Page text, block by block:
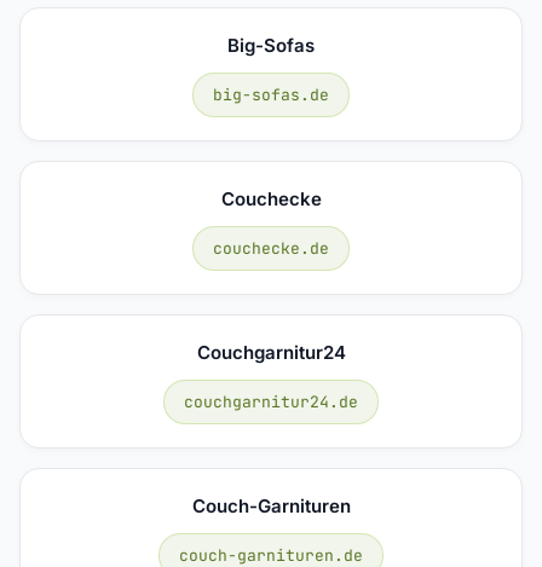
Big-Sofas
big-sofas.de
Couchecke
couchecke.de
Couchgarnitur24
couchgarnitur24.de
Couch-Garnituren
couch-garnituren.de